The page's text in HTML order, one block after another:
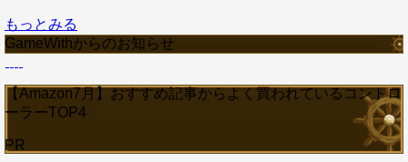
もっとみる
GameWithからのお知らせ
【Amazon7月】おすすめ記事からよく買われているコントロ
ーラーTOP4
PR